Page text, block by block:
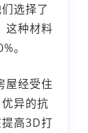
选择了
这种材料
。
屋经受住
异的抗
高3D打